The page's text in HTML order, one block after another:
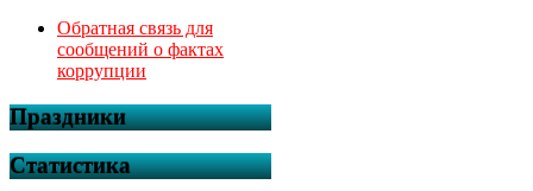
Обратная связь для
сообщений о фактах
коррупции
Праздники
Статистика